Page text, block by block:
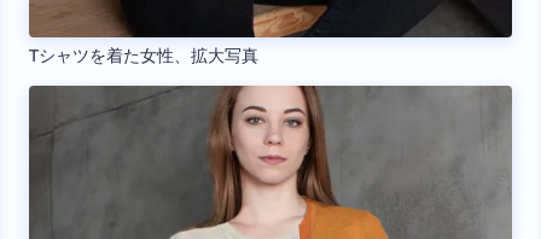
Tシャツを着た女性、拡大写真